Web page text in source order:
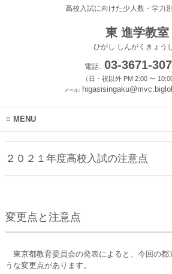
高校入試に向けた少人数・学力
東 進学教室
ひがし しんがくきょう
電話:03-3671-
（日・祝以外 PM 2:00 〜 10:00
メール:
MENU
２０２１年度高校入試の注意点
変更点と注意点
東京都教育委員会の発表によると、今回の都
うな変更点があります。